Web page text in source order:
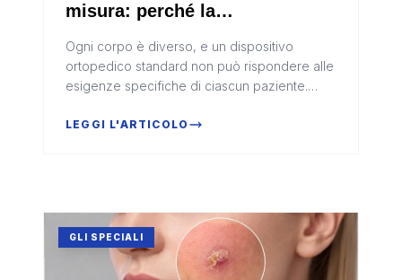
misura: perché la
differenza nella cura del corpo
Ogni corpo è diverso, e un dispositivo
ortopedico standard non può rispondere alle
esigenze specifiche di ciascun paziente.
misura fanno la differenza nella cura di dolori
LEGGI L'ARTICOLO
GLI SPECIALI